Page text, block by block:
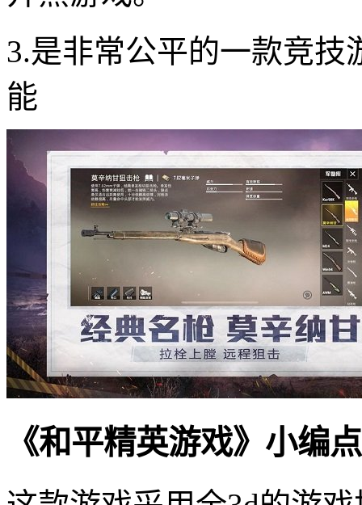
3.是非常公平的一款竞
能
《和平精英游戏》小编